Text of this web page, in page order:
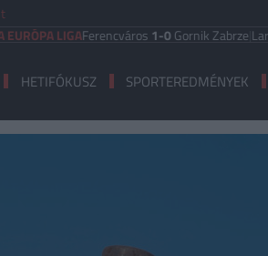
LIGAFerencváros1-0Gornik Zabrze|Larne FC
HETIFÓKUSZ SPORTEREDMÉNYEK